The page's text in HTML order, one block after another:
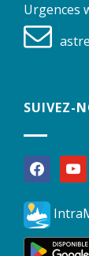
Urgences
SUIVEZ-
facebook